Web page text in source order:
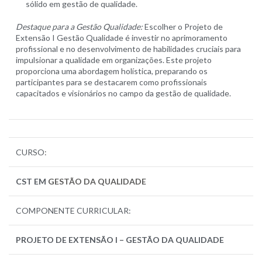
sólido em gestão de qualidade.
Destaque para a Gestão Qualidade:Escolher o Projeto de
Extensão I Gestão Qualidade é investir no aprimoramento
profissional e no desenvolvimento de habilidades cruciais para
impulsionar a qualidade em organizações. Este projeto
proporciona uma abordagem holística, preparando os
participantes para se destacarem como profissionais
capacitados e visionários no campo da gestão de qualidade.
CURSO:
CST EM GESTÃO DA QUALIDADE
COMPONENTE CURRICULAR:
PROJETO DE EXTENSÃO I – GESTÃO DA QUALIDADE